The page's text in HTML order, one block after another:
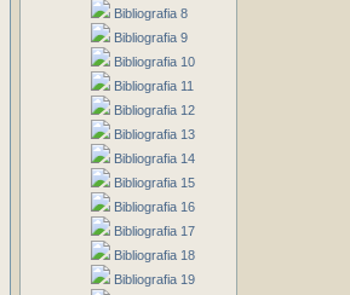
Bibliografia 8
Bibliografia 9
Bibliografia 10
Bibliografia 11
Bibliografia 12
Bibliografia 13
Bibliografia 14
Bibliografia 15
Bibliografia 16
Bibliografia 17
Bibliografia 18
Bibliografia 19